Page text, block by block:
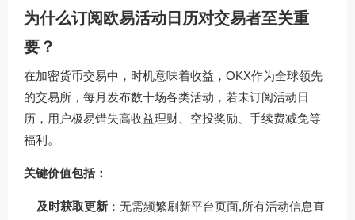
为什么订阅欧易活动日历对交易者至关重
要？
在加密货币交易中，时机意味着收益，OKX作为全球领先
的交易所，每月发布数十场各类活动，若未订阅活动日
历，用户极易错失高收益理财、空投奖励、手续费减免等
福利。
关键价值包括：
及时获取更新 ：无需频繁刷新平台页面,所有活动信息直